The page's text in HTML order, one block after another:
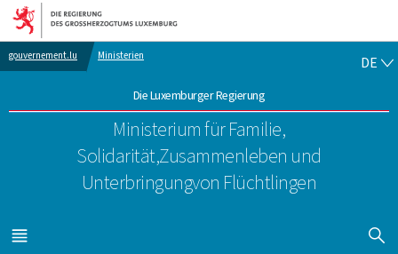
Zur Hauptnavigation
Zum Inhalt
gouvernement.lu Ministerien
Die Luxemburger Regierung
Ministerium für Familie,
Solidarität,Zusammenleben und
Unterbringungvon Flüchtlingen
DE
MENÜ
HAUPT-